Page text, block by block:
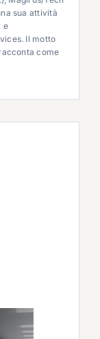
sua attività
e
Il motto
come